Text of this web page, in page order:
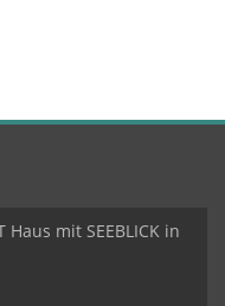
Haus mit SEEBLICK in